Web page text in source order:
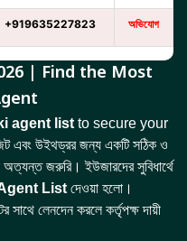
+919635227823 অভিযোগ
| Find the Most
agent list to secure your
এবং উইথড্রর জন্য একটি সঠিক ও
অত্যন্ত জরুরি। ইউজারদের সুবিধার্থে
List দেওয়া হলো।
সাথে লেনদেন করলে কর্তৃপক্ষ দায়ী